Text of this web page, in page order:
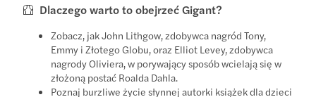
Dlaczego warto to obejrzeć Gigant?
Zobacz, jak John Lithgow, zdobywca nagród Tony,
Emmy i Złotego Globu, oraz Elliot Levey, zdobywca
nagrody Oliviera, w porywający sposób wcielają się w
złożoną postać Roalda Dahla.
Poznaj burzliwe życie słynnej autorki książek dla dzieci